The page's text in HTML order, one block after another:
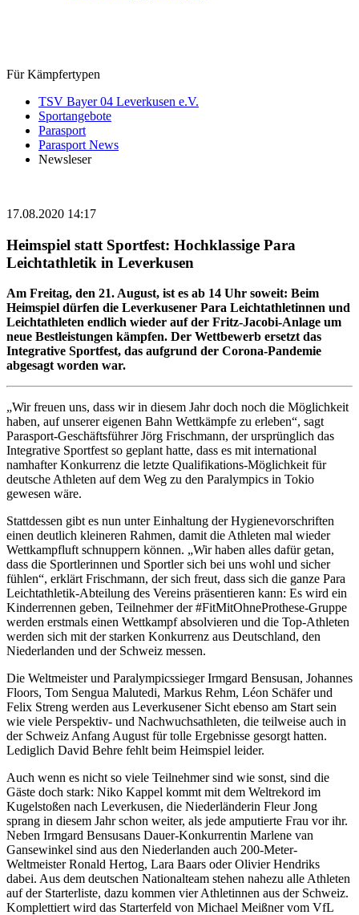
Für Kämpfertypen
TSV Bayer 04 Leverkusen e.V.
Sportangebote
Parasport
Parasport News
Newsleser
17.08.2020 14:17
Heimspiel statt Sportfest: Hochklassige Para
Leichtathletik in Leverkusen
Am Freitag, den 21. August, ist es ab 14 Uhr soweit: Beim
Heimspiel dürfen die Leverkusener Para Leichtathletinnen und
Leichtathleten endlich wieder auf der Fritz-Jacobi-Anlage um
neue Bestleistungen kämpfen. Der Wettbewerb ersetzt das
Integrative Sportfest, das aufgrund der Corona-Pandemie
abgesagt worden war.
„Wir freuen uns, dass wir in diesem Jahr doch noch die Möglichkeit
haben, auf unserer eigenen Bahn Wettkämpfe zu erleben“, sagt
Parasport-Geschäftsführer Jörg Frischmann, der ursprünglich das
Integrative Sportfest so geplant hatte, dass es mit international
namhafter Konkurrenz die letzte Qualifikations-Möglichkeit für
deutsche Athleten auf dem Weg zu den Paralympics in Tokio
gewesen wäre.
Stattdessen gibt es nun unter Einhaltung der Hygienevorschriften
einen deutlich kleineren Rahmen, damit die Athleten mal wieder
Wettkampfluft schnuppern können. „Wir haben alles dafür getan,
dass die Sportlerinnen und Sportler sich bei uns wohl und sicher
fühlen“, erklärt Frischmann, der sich freut, dass sich die ganze Para
Leichtathletik-Abteilung des Vereins präsentieren kann: Es wird ein
Kinderrennen geben, Teilnehmer der #FitMitOhneProthese-Gruppe
werden erstmals einen Wettkampf absolvieren und die Top-Athleten
werden sich mit der starken Konkurrenz aus Deutschland, den
Niederlanden und der Schweiz messen.
Die Weltmeister und Paralympicssieger Irmgard Bensusan, Johannes
Floors, Tom Sengua Malutedi, Markus Rehm, Léon Schäfer und
Felix Streng werden aus Leverkusener Sicht ebenso am Start sein
wie viele Perspektiv- und Nachwuchsathleten, die teilweise auch in
der Schweiz Anfang August für tolle Ergebnisse gesorgt hatten.
Lediglich David Behre fehlt beim Heimspiel leider.
Auch wenn es nicht so viele Teilnehmer sind wie sonst, sind die
Gäste doch stark: Niko Kappel kommt mit dem Weltrekord im
Kugelstoßen nach Leverkusen, die Niederländerin Fleur Jong
sprang in diesem Jahr schon weiter, als jede amputierte Frau vor ihr.
Neben Irmgard Bensusans Dauer-Konkurrentin Marlene van
Gansewinkel sind aus den Niederlanden auch 200-Meter-
Weltmeister Ronald Hertog, Lara Baars oder Olivier Hendriks
dabei. Aus dem deutschen Nationalteam stehen nahezu alle Athleten
auf der Starterliste, dazu kommen vier Athletinnen aus der Schweiz.
Komplettiert wird das Starterfeld von Michael Meißner vom VfL